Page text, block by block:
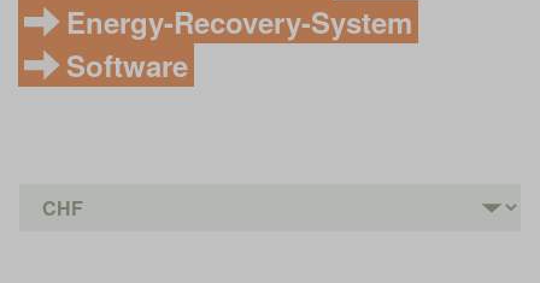
Energy-Recovery-System
Software